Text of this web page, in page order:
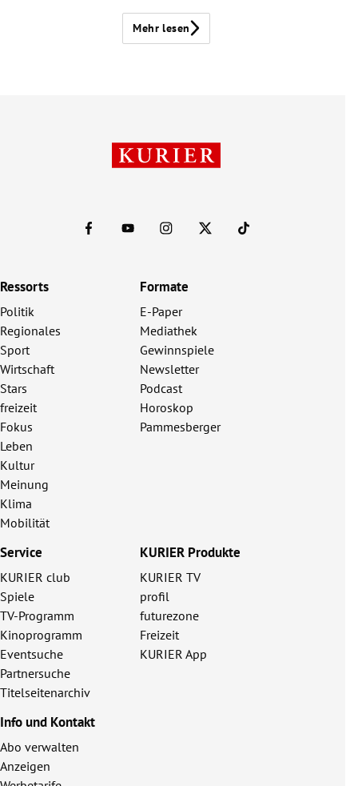
Mehr lesen
Ressorts
Politik
Regionales
Sport
Wirtschaft
Stars
freizeit
Fokus
Leben
Kultur
Meinung
Klima
Mobilität
Formate
E-Paper
Mediathek
Gewinnspiele
Newsletter
Podcast
Horoskop
Pammesberger
Service
KURIER club
Spiele
TV-Programm
Kinoprogramm
Eventsuche
Partnersuche
Titelseitenarchiv
KURIER Produkte
KURIER TV
profil
futurezone
Freizeit
KURIER App
Info und Kontakt
Abo verwalten
Anzeigen